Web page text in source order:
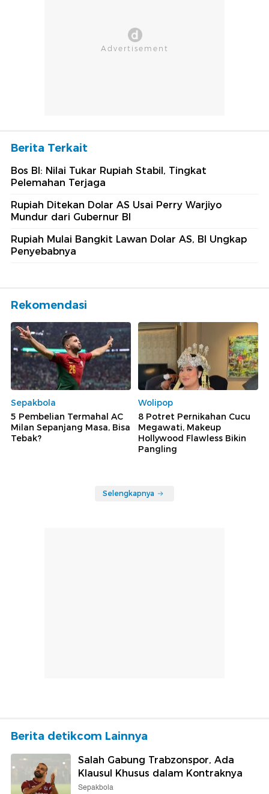
Berita Terkait
Bos BI: Nilai Tukar Rupiah Stabil, Tingkat
Pelemahan Terjaga
Rupiah Ditekan Dolar AS Usai Perry Warjiyo
Mundur dari Gubernur BI
Rupiah Mulai Bangkit Lawan Dolar AS, BI Ungkap
Penyebabnya
Rekomendasi
Sepakbola
5 Pembelian Termahal AC
Milan Sepanjang Masa, Bisa
Tebak?
Wolipop
8 Potret Pernikahan Cucu
Megawati, Makeup
Hollywood Flawless Bikin
Pangling
Selengkapnya
Berita detikcom Lainnya
Salah Gabung Trabzonspor, Ada
Klausul Khusus dalam Kontraknya
Sepakbola